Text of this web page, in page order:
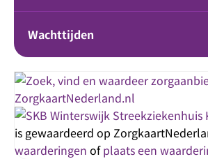
Wachttijden
Streekziekenhuis
is gewaardeerd op
waarderingen ofplaats een